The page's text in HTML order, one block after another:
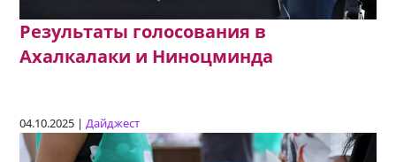
Результаты голосования в
Ахалкалаки и Ниноцминда
04.10.2025 |Дайджест